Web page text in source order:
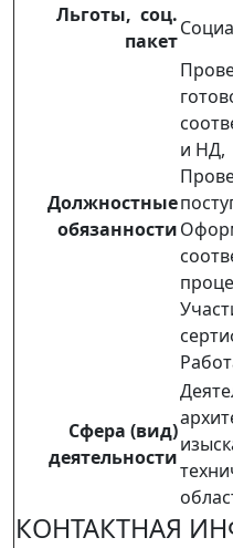
Льготы, соц.
пакет
Должностные
обязанности
и НД,
Сфера (вид)
деятельности
КОНТАКТНАЯ